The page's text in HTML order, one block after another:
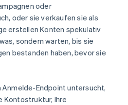
oder
oder sie verkaufen sie als
erstellen Konten spekulativ
sondern warten, bis sie
bestanden haben, bevor sie
Anmelde-Endpoint untersucht,
Kontostruktur, Ihre